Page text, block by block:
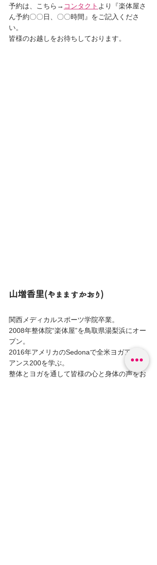
予約は、こちら→ コンタクト より『楽体屋さ
ん予約〇〇日、〇〇時間』をご記入くださ
い。
皆様のお越しをお待ちしております。
山増香里(やまますかおり)
関西メディカルスポーツ学院卒業。
2008年整体院“楽体屋”を鳥取県湯梨浜にオー
プン。
2016年アメリカのSedonaで全米ヨガアライ
アンス200を学ぶ。
整体とヨガを通して皆様の心と身体の声をお